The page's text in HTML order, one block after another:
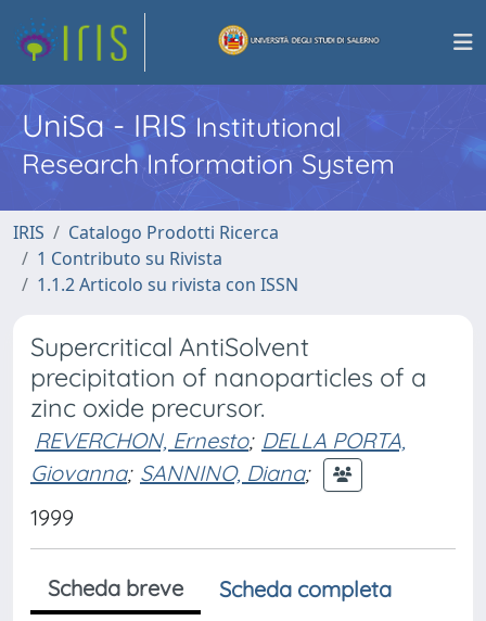
UniSa - IRISInstitutional
Research Information System
IRIS
Catalogo Prodotti Ricerca
1 Contributo su Rivista
1.1.2 Articolo su rivista con ISSN
Supercritical AntiSolvent
precipitation of nanoparticles of a
zinc oxide precursor.
REVERCHON, Ernesto; DELLA PORTA,
Giovanna; SANNINO, Diana;
1999
Scheda breve
Scheda completa